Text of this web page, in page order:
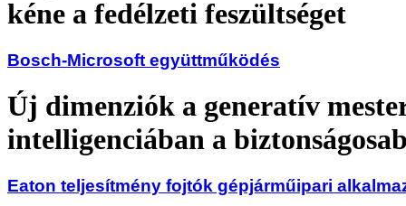
kéne a fedélzeti feszültséget
Bosch-Microsoft együttműködés
Új dimenziók a generatív
intelligenciában a
Eaton teljesítmény fojtók gépjárműipari